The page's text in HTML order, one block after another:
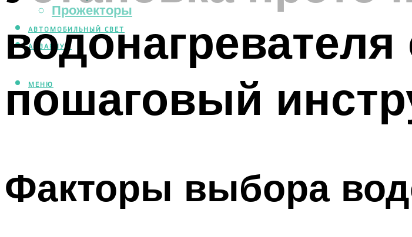
Прожекторы
АВТОМОБИЛЬНЫЙ СВЕТ
АКВАРИУМ
МЕНЮ
пошаговый
Факторы выбора